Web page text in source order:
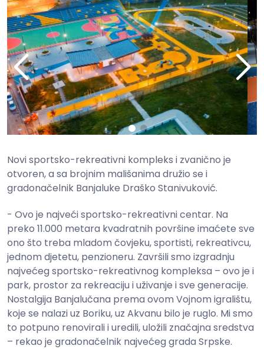
Novi sportsko-rekreativni kompleks i zvanično je
otvoren, a sa brojnim mališanima družio se i
gradonačelnik Banjaluke Draško Stanivuković.
- Ovo je najveći sportsko-rekreativni centar. Na
preko 11.000 metara kvadratnih površine imaćete sve
ono što treba mladom čovjeku, sportisti, rekreativcu,
jednom djetetu, penzioneru. Završili smo izgradnju
najvećeg sportsko-rekreativnog kompleksa – ovo je i
park, prostor za rekreaciju i uživanje i sve generacije.
Nostalgija Banjalučana prema ovom Vojnom igralištu,
koje se nalazi uz Boriku, uz Akvanu bilo je ruglo. Mi smo
to potpuno renovirali i uredili, uložili značajna sredstva
– rekao je gradonačelnik najvećeg grada Srpske.